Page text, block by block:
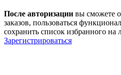
После авторизации вы сможете
заказов, пользоваться
сохранить список избранного на
Зарегистрироваться